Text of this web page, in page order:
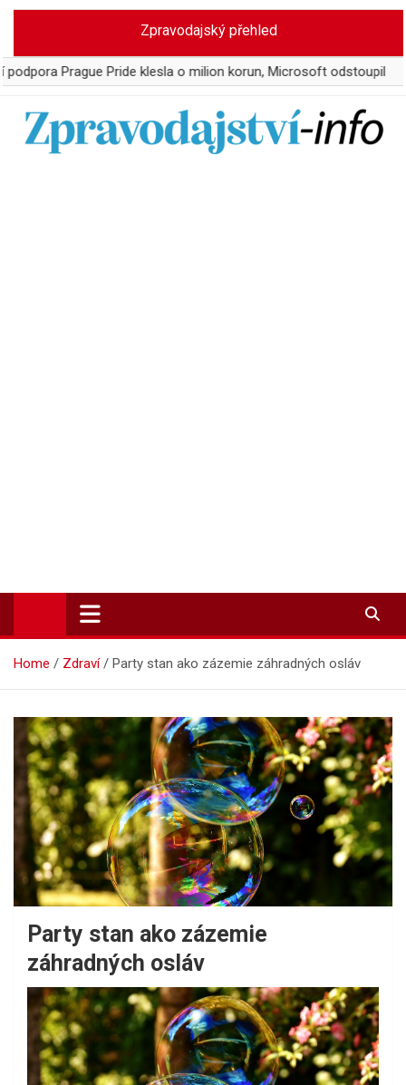
Skip
content
Zpravodajský přehled
Pride klesla o milion korun, Microsoft odstoupil WTA
Zpravodajství-info.cz
Aktuality a informace on-line
Home Zdraví Party stan ako zázemie záhradných osláv
Party stan ako zázemie
záhradných osláv